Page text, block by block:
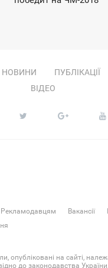
НОВИНИ ПУБЛІКАЦІЇ
ВІДЕО
Рекламодавцям Вакансії
опубліковані на сайті,
до законодавства України.